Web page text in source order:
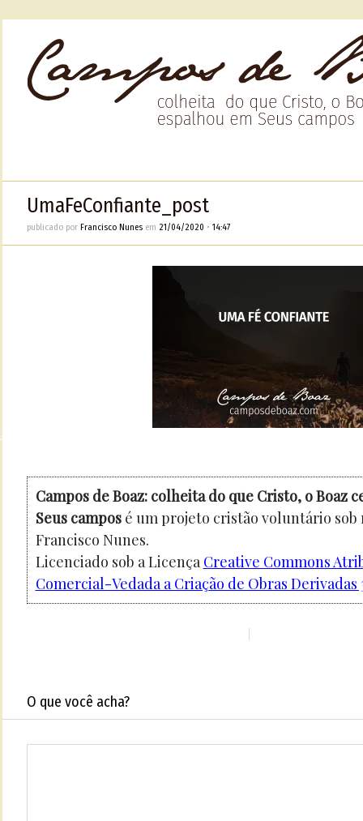
UmaFeConfiante_post
publicado por Francisco Nunesem 21/04/2020 • 14:47
Campos de Boaz: colheita do que Cristo, o Boaz
Seus camposé um projeto cristão voluntário sob
Francisco Nunes.
Licenciado sob a Licença Creative Commons
Comercial-Vedada a Criação de Obras Derivadas
O que você acha?